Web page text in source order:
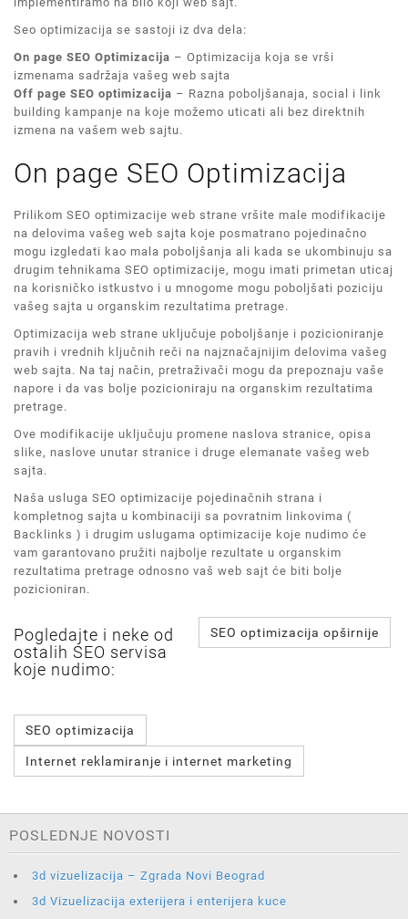
Seo optimizacija se sastoji iz dva dela:
On page SEO Optimizacija – Optimizacija koja se vrši
izmenama sadržaja vašeg web sajta
Off page SEO optimizacija – Razna poboljšanaja, social i link
building kampanje na koje možemo uticati ali bez direktnih
izmena na vašem web sajtu.
On page SEO Optimizacija
Prilikom SEO optimizacije web strane vršite male modifikacije
na delovima vašeg web sajta koje posmatrano pojedinačno
mogu izgledati kao mala poboljšanja ali kada se ukombinuju sa
drugim tehnikama SEO optimizacije, mogu imati primetan uticaj
na korisničko istkustvo i u mnogome mogu poboljšati poziciju
vašeg sajta u organskim rezultatima pretrage.
Optimizacija web strane uključuje poboljšanje i pozicioniranje
pravih i vrednih ključnih reči na najznačajnijim delovima vašeg
web sajta. Na taj način, pretraživači mogu da prepoznaju vaše
napore i da vas bolje pozicioniraju na organskim rezultatima
pretrage.
Ove modifikacije uključuju promene naslova stranice, opisa
slike, naslove unutar stranice i druge elemanate vašeg web
sajta.
Naša usluga SEO optimizacije pojedinačnih strana i
kompletnog sajta u kombinaciji sa povratnim linkovima (
Backlinks ) i drugim uslugama optimizacije koje nudimo će
vam garantovano pružiti najbolje rezultate u organskim
rezultatima pretrage odnosno vaš web sajt će biti bolje
pozicioniran.
SEO optimizacija opširnije
Pogledajte i neke od
ostalih SEO servisa
koje nudimo:
SEO optimizacija
Internet reklamiranje i internet marketing
POSLEDNJE NOVOSTI
3d vizuelizacija – Zgrada Novi Beograd
3d Vizuelizacija exterijera i enterijera kuce